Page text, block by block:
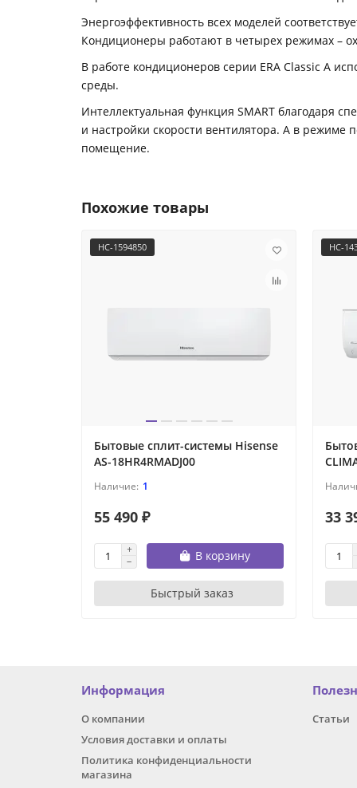
Энергоэффективность всех моделей
Кондиционеры работают в четырех режимах –
В работе кондиционеров серии ERA Classic A
среды.
Интеллектуальная функция SMART благодаря
и настройки скорости вентилятора. А в режиме
помещение.
Похожие товары
НС-1594850
Бытовые сплит-системы Hisense
AS-18HR4RMADJ00
1
55 490 ₽
В корзину
Быстрый заказ
НС-
33
Информация
О компании
Условия доставки и оплаты
Политика конфиденциальности
магазина
Статьи